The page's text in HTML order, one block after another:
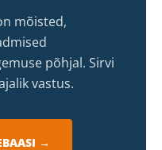
mõisted,
põhjal. Sirvi
vastus.
→